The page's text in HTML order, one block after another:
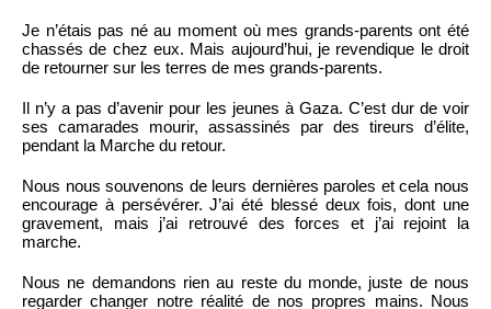
Je n’étais pas né au moment où mes grands-parents ont été
chassés de chez eux. Mais aujourd’hui, je revendique le droit
de retourner sur les terres de mes grands-parents.
Il n’y a pas d’avenir pour les jeunes à Gaza. C’est dur de voir
ses camarades mourir, assassinés par des tireurs d’élite,
pendant la Marche du retour.
Nous nous souvenons de leurs dernières paroles et cela nous
encourage à persévérer. J’ai été blessé deux fois, dont une
gravement, mais j’ai retrouvé des forces et j’ai rejoint la
marche.
Nous ne demandons rien au reste du monde, juste de nous
regarder changer notre réalité de nos propres mains. Nous